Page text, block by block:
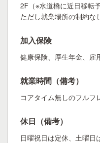
2F（※水道橋に近日移転予
ただし就業場所の制約な
加入保険
健康保険、厚生年金、雇
就業時間（備考）
コアタイム無しのフル
休日（備考）
日曜祝日は定休、土曜日